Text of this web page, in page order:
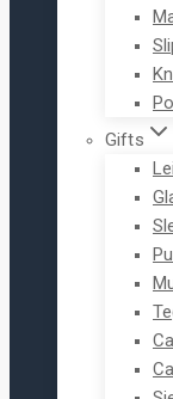
Gifts